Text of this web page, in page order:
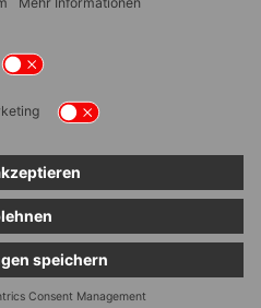
|Information zur
BOX 2026